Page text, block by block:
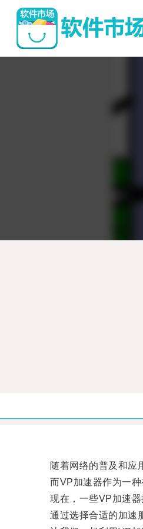
随着网络的普及和应用
而VP加速器作为一种有
现在，一些VP加速器
通过选择合适的加速服